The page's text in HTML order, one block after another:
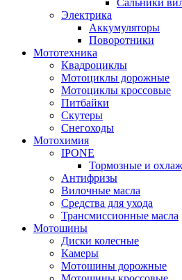
Сальники
Электрика
Аккумуляторы
Поворотники
Мототехника
Квадроциклы
Мотоциклы дорожные
Мотоциклы кроссовые
Питбайки
Скутеры
Снегоходы
Мотохимия
IPONE
Тормозные и
Антифризы
Вилочные масла
Средства для ухода
Трансмиссионные масла
Мотошины
Диски колесные
Камеры
Мотошины дорожные